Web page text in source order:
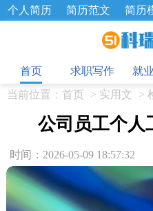
个人简历 简历范文 简历
招聘选拔 绩效
工作总结
辞职
首页
求职写作 就
当前位置： 首页 > 实用文 >
公司员工个人
时间：2026-05-09 18:57:32